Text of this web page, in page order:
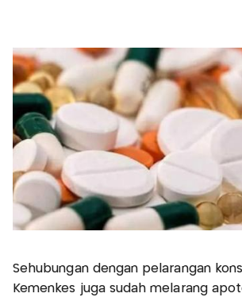
Sehubungan dengan pelarangan
Kemenkes juga sudah melarang